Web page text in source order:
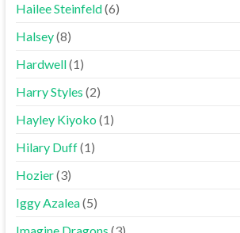
Hailee Steinfeld(6)
Halsey(8)
Hardwell(1)
Harry Styles (2)
Hayley Kiyoko(1)
Hilary Duff(1)
Hozier(3)
Iggy Azalea(5)